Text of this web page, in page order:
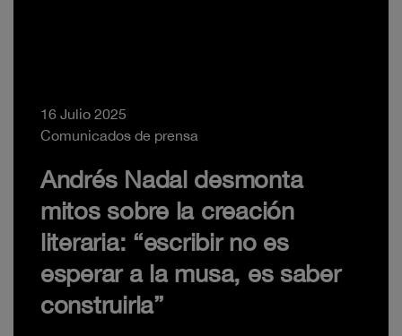
16 Julio 2025
Comunicados de prensa
Andrés Nadal desmonta
mitos sobre la creación
literaria: “escribir no es
esperar a la musa, es saber
construirla”